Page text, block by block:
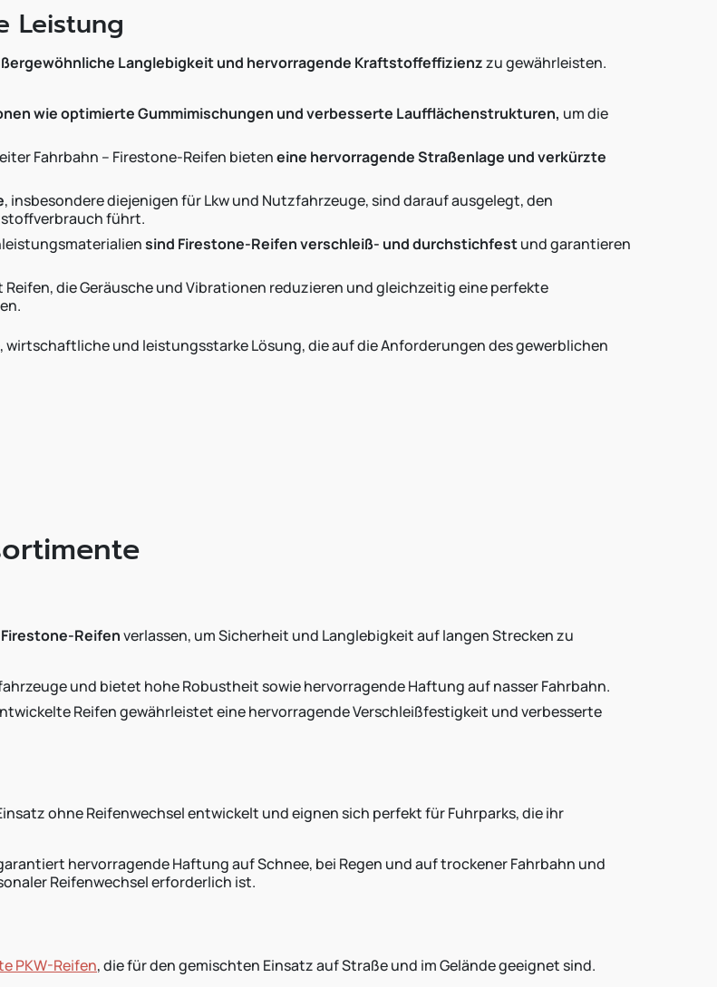
Leistung
Langlebigkeit und hervorragende Kraftstoffeffizienzzu gewährleisten.
wie optimierte Gummimischungen und verbesserte Laufflächenstrukturen, um die
Fahrbahn – Firestone-Reifen bieteneine hervorragende Straßenlage und verkürzte
, insbesondere diejenigen für Lkw und Nutzfahrzeuge, sind darauf ausgelegt, den
führt.
sind Firestone-Reifen verschleiß- und durchstichfestund garantieren
die Geräusche und Vibrationen reduzieren und gleichzeitig eine perfekte
wirtschaftliche und leistungsstarke Lösung, die auf die Anforderungen des gewerblichen
Firestone-Reifenverlassen, um Sicherheit und Langlebigkeit auf langen Strecken zu
und bietet hohe Robustheit sowie hervorragende Haftung auf nasser Fahrbahn.
Reifen gewährleistet eine hervorragende Verschleißfestigkeit und verbesserte
ohne Reifenwechsel entwickelt und eignen sich perfekt für Fuhrparks, die ihr
hervorragende Haftung auf Schnee, bei Regen und auf trockener Fahrbahn und
Reifenwechsel erforderlich ist.
PKW-Reifen, die für den gemischten Einsatz auf Straße und im Gelände geeignet sind.